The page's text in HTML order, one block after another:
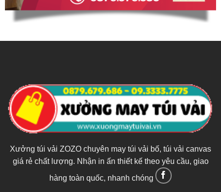
Xưởng túi vải ZOZO chuyên may túi vải bố, túi vải canvas
giá rẻ chất lượng. Nhận in ấn thiết kế theo yêu cầu, giao
hàng toàn quốc, nhanh chóng